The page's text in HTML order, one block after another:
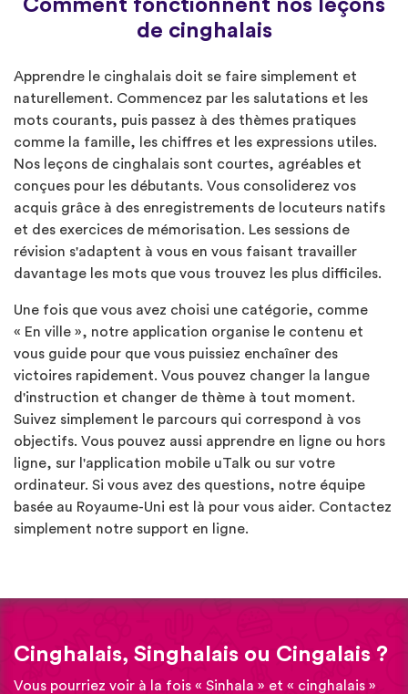
Comment fonctionnent nos leçons
de cinghalais
Apprendre le cinghalais doit se faire simplement et
naturellement. Commencez par les salutations et les
mots courants, puis passez à des thèmes pratiques
comme la famille, les chiffres et les expressions utiles.
Nos leçons de cinghalais sont courtes, agréables et
conçues pour les débutants. Vous consoliderez vos
acquis grâce à des enregistrements de locuteurs natifs
et des exercices de mémorisation. Les sessions de
révision s'adaptent à vous en vous faisant travailler
davantage les mots que vous trouvez les plus difficiles.
Une fois que vous avez choisi une catégorie, comme
« En ville », notre application organise le contenu et
vous guide pour que vous puissiez enchaîner des
victoires rapidement. Vous pouvez changer la langue
d'instruction et changer de thème à tout moment.
Suivez simplement le parcours qui correspond à vos
objectifs. Vous pouvez aussi apprendre en ligne ou hors
ligne, sur l'application mobile uTalk ou sur votre
ordinateur. Si vous avez des questions, notre équipe
basée au Royaume-Uni est là pour vous aider. Contactez
simplement notre support en ligne.
Cinghalais, Singhalais ou Cingalais ?
Vous pourriez voir à la fois « Sinhala » et « cinghalais »